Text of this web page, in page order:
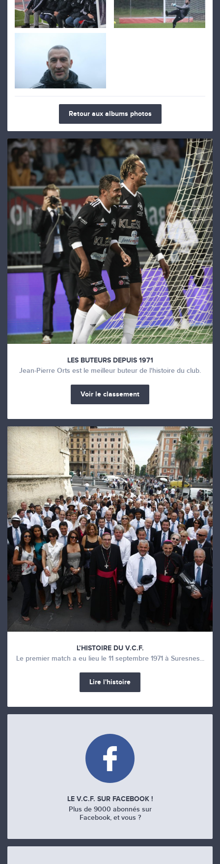
Retour aux albums photos
LES BUTEURS DEPUIS 1971
Jean-Pierre Orts est le meilleur buteur de l'histoire du club.
Voir le classement
L’HISTOIRE DU V.C.F.
Le premier match a eu lieu le 11 septembre 1971 à Suresnes...
Lire l'histoire
LE V.C.F. SUR FACEBOOK !
Plus de 9000 abonnés sur
Facebook, et vous ?